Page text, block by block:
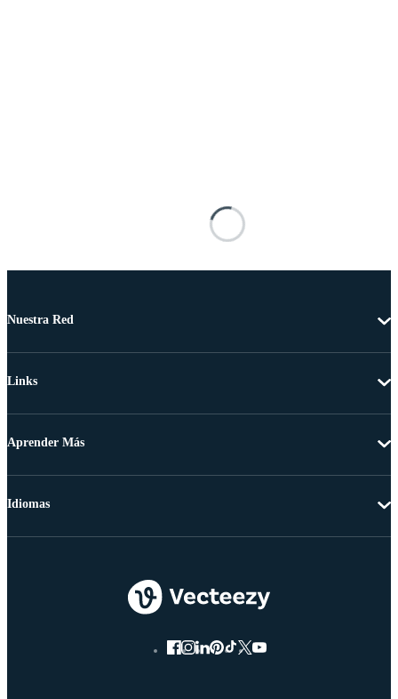
Nuestra Red
Links
Aprender Más
Idiomas